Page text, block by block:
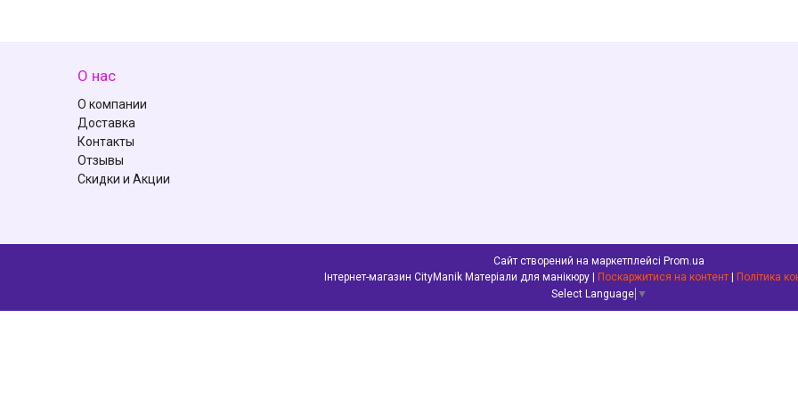
О нас
О компании
Доставка
Контакты
Отзывы
Скидки и Акции
Сайт створений на маркетплейсі Prom.ua
Поскаржитися на контент
Політика
Select Language ▼